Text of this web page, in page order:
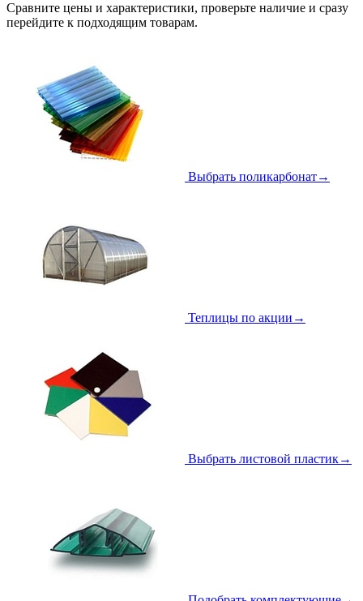
Сравните цены и характеристики, проверьте наличие и сразу
перейдите к подходящим товарам.
Выбрать поликарбонат→
Теплицы по акции →
Выбрать листовой пластик→